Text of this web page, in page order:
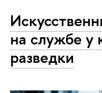
на службе у
разведки